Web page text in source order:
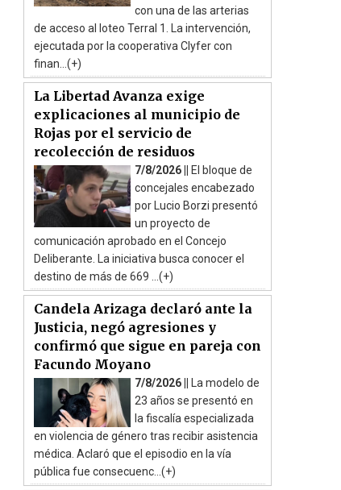
con una de las arterias
de acceso al loteo Terral 1. La intervención,
ejecutada por la cooperativa Clyfer con
finan...(+)
La Libertad Avanza exige
explicaciones al municipio de
Rojas por el servicio de
recolección de residuos
7/8/2026 ||
El bloque de
concejales encabezado
por Lucio Borzi presentó
un proyecto de
comunicación aprobado en el Concejo
Deliberante. La iniciativa busca conocer el
destino de más de 669 ...(+)
Candela Arizaga declaró ante la
Justicia, negó agresiones y
confirmó que sigue en pareja con
Facundo Moyano
7/8/2026 ||
La modelo de
23 años se presentó en
la fiscalía especializada
en violencia de género tras recibir asistencia
médica. Aclaró que el episodio en la vía
pública fue consecuenc...(+)